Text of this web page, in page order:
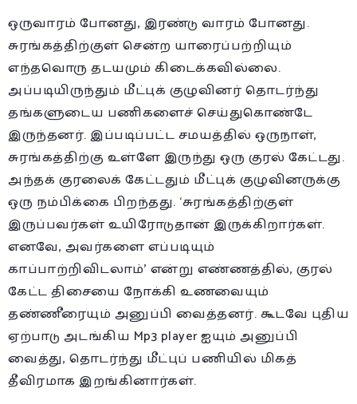
ஒருவாரம் போனது, இரண்டு வாரம் போனது.
சுரங்கத்திற்குள் சென்ற யாரைப்பற்றியும்
எந்தவொரு தடயமும் கிடைக்கவில்லை.
அப்படியிருந்தும் மீட்புக் குழுவினர் தொடர்ந்து
தங்களுடைய பணிகளைச் செய்துகொண்டே
இருந்தனர். இப்படிப்பட்ட சமயத்தில் ஒருநாள்,
சுரங்கத்திற்கு உள்ளே இருந்து ஒரு குரல் கேட்டது.
அந்தக் குரலைக் கேட்டதும் மீட்புக் குழுவினருக்கு
ஒரு நம்பிக்கை பிறந்தது. ‘சுரங்கத்திற்குள்
இருப்பவர்கள் உயிரோடுதான் இருக்கிறார்கள்.
எனவே, அவர்களை எப்படியும்
காப்பாற்றிவிடலாம்’ என்று எண்ணத்தில், குரல்
கேட்ட திசையை நோக்கி உணவையும்
தண்ணீரையும் அனுப்பி வைத்தனர். கூடவே புதிய
ஏற்பாடு அடங்கிய Mp3 player ஐயும் அனுப்பி
வைத்து, தொடர்ந்து மீட்புப் பணியில் மிகத்
தீவிரமாக இறங்கினார்கள்.